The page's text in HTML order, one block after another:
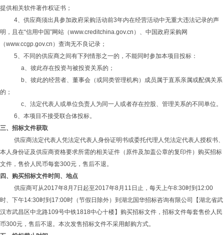
提供相关软件著作权证书；
4、供应商须出具参加政府采购活动前3年内在经营活动中无重大违法记录的声
明，且在“信用中国”网站（www.creditchina.gov.cn）、中国政府采购网
（www.ccgp.gov.cn）查询无不良记录；
5、不同的供应商之间有下列情形之一的，不能同时参加本项目投标：
a、彼此存在投资与被投资关系的；
b、彼此的经营者、董事会（或同类管理机构）成员属于直系亲属或配偶关系
的；
c、法定代表人或单位负责人为同一人或者存在控股、管理关系的不同单位。
6、本项目不接受联合体投标。
三、招标文件获取
供应商法定代表人凭法定代表人身份证明书或委托代理人凭法定代表人授权书、
本人身份证及供应商资格要求所需的相关证件（原件及加盖公章的复印件）购买招标
文件，售价人民币每套300元，售后不退。
四、购买招标文件时间 、地点
供应商可从2017年8月7日起至2017年8月11日止，每天上午8:30时到12:00
时、下午14:30时到17:00时（节假日除外）到湖北国华招标咨询有限公司【湖北省武
汉市武昌区中北路109号中铁1818中心十楼】购买招标文件，招标文件每套售价人民
币300元，售后不退。本次发售招标文件不采用邮购方式。